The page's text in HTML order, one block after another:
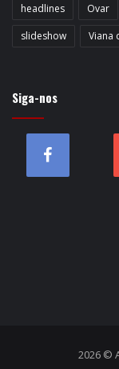
headlines
Ovar
slideshow
Viana
Siga-nos
2026 ©